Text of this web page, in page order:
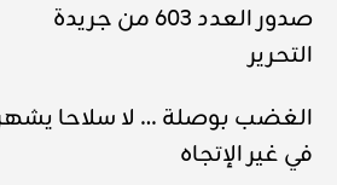
صدور العدد 603 من جريدة
التحرير
الغضب بوصلة … لا سلاحا
في غير الإتجاه